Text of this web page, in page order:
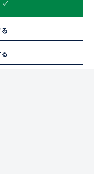
先設定を管理する
る
る